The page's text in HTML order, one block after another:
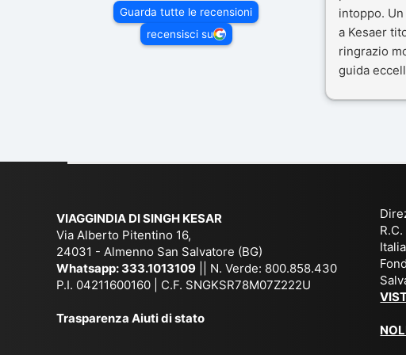
Guarda tutte le recensioni
recensisci su
intoppo.
a Kesaer
ringrazio
guida
consiglio
VIAGGINDIA DI SINGH KESAR
Via Alberto Pitentino 16,
24031 - Almenno San Salvatore (BG)
Whatsapp: 333.1013109 || N. Verde: 800.858.430
P.I. 04211600160 | C.F. SNGKSR78M07Z222U
Trasparenza Aiuti di stato